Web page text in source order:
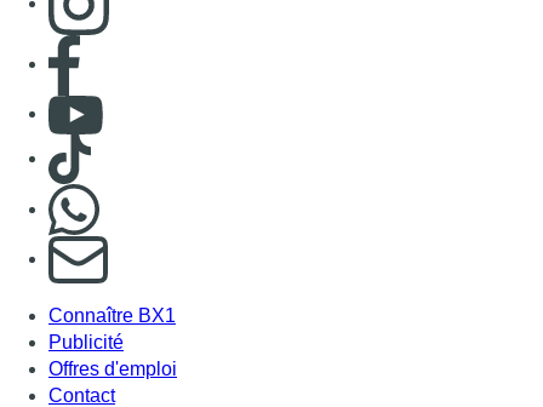
Consulter page Facebook
Consulter Youtube
Consulter TikTok
S'abonner à notre newsletter
Connaître BX1
Publicité
Offres d'emploi
Contact